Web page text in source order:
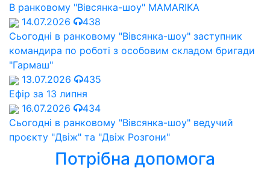
В ранковому "Вівсянка-шоу" MAMARIKA
14.07.2026
438
Сьогодні в ранковому "Вівсянка-шоу" заступник
командира по роботі з особовим складом бригади
"Гармаш"
13.07.2026
435
Ефір за 13 липня
16.07.2026
434
Сьогодні в ранковому "Вівсянка-шоу" ведучий
проєкту "Двіж" та "Двіж Розгони"
Потрібна допомога